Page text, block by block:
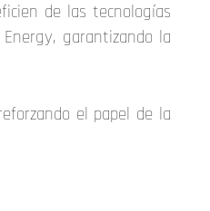
de las tecnologías
garantizando la
el papel de la